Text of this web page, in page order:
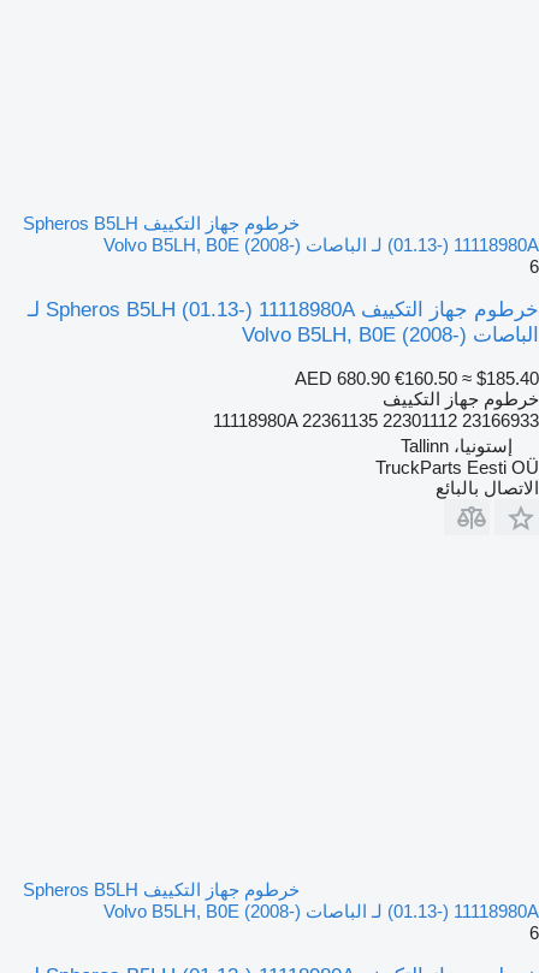
خرطوم جهاز التكييف Spheros B5LH
(01.13-) 11118980A لـ الباصات Volvo B5LH, B0E (2008-)
6
خرطوم جهاز التكييف Spheros B5LH (01.13-) 11118980A لـ
الباصات Volvo B5LH, B0E (2008-)
AED 680.90 €160.50 ≈ $185.40
خرطوم جهاز التكييف
11118980A 22361135 22301112 23166933
إستونيا، Tallinn
TruckParts Eesti OÜ
الاتصال بالبائع
خرطوم جهاز التكييف Spheros B5LH
(01.13-) 11118980A لـ الباصات Volvo B5LH, B0E (2008-)
6